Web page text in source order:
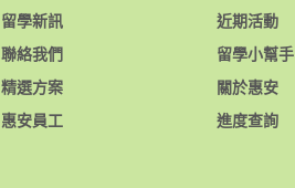
留學新訊
聯絡我們
精選方案
惠安員工
近期活動
留學小幫手
關於惠安
進度查詢